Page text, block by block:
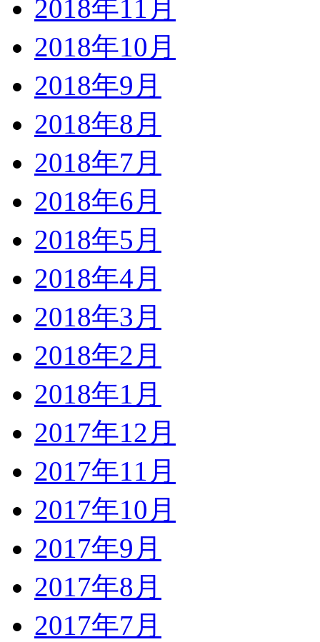
2018年11月
2018年10月
2018年9月
2018年8月
2018年7月
2018年6月
2018年5月
2018年4月
2018年3月
2018年2月
2018年1月
2017年12月
2017年11月
2017年10月
2017年9月
2017年8月
2017年7月